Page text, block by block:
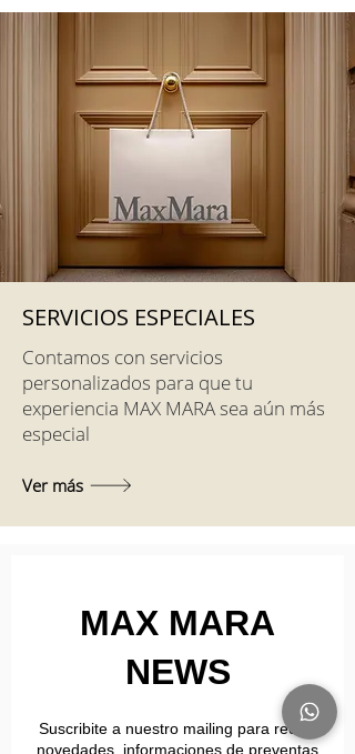
SERVICIOS ESPECIALES
Contamos con servicios
personalizados para que tu
experiencia MAX MARA sea aún más
especial
Ver más